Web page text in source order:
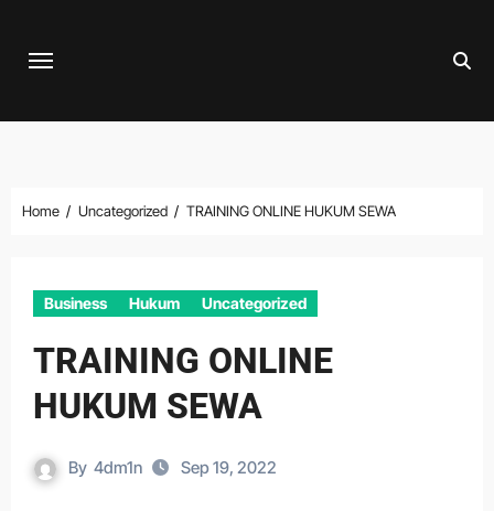
Home Uncategorized TRAINING ONLINE HUKUM SEWA
Business Hukum Uncategorized
TRAINING ONLINE
HUKUM SEWA
By 4dm1n Sep 19, 2022